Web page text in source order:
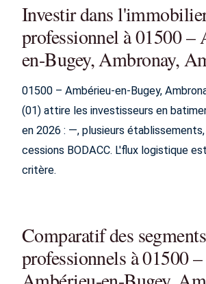
Investir dans
professionnel à 01500 –
en-Bugey, Ambronay,
01500 – Ambérieu-en-Bugey,
(01) attire les investisseurs en
en 2026 : —, plusieurs
cessions BODACC. L'flux logistique
critère.
Comparatif des segments
professionnels à 01500 –